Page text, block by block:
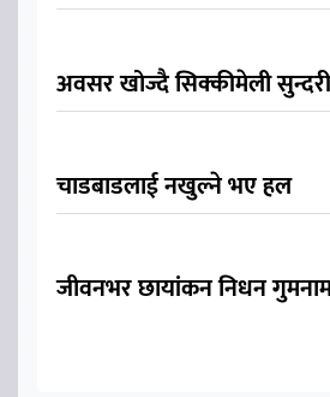
अवसर खोज्दै सिक्कीमेली
चाडबाडलाई नखुल्ने भए हल
जीवनभर छायांकन निधन